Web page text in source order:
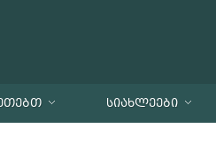
ᲡᲘᲐᲮᲚᲔᲔᲑᲘ